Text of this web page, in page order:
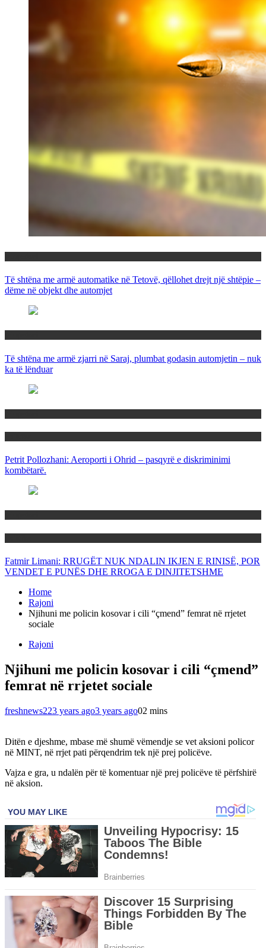
Të shtëna me armë automatike në Tetovë, qëllohet drejt një shtëpie –
dëme në objekt dhe automjet
Të shtëna me armë zjarri në Saraj, plumbat godasin automjetin – nuk
ka të lënduar
Petrit Pollozhani: Aeroporti i Ohrid – pasqyrë e diskriminimi
kombëtarë.
Fatmir Limani: RRUGËT NUK NDALIN IKJEN E RINISË, POR
VENDET E PUNËS DHE RROGA E DINJITETSHME
Home
Rajoni
Njihuni me policin kosovar i cili “çmend” femrat në rrjetet
sociale
Rajoni
Njihuni me policin kosovar i cili “çmend”
femrat në rrjetet sociale
freshnews223 years ago3 years ago02 mins
Ditën e djeshme, mbase më shumë vëmendje se vet aksioni policor
në MINT, në rrjet pati përqendrim tek një prej policëve.
Vajza e gra, u ndalën për të komentuar një prej policëve të përfshirë
në aksion.